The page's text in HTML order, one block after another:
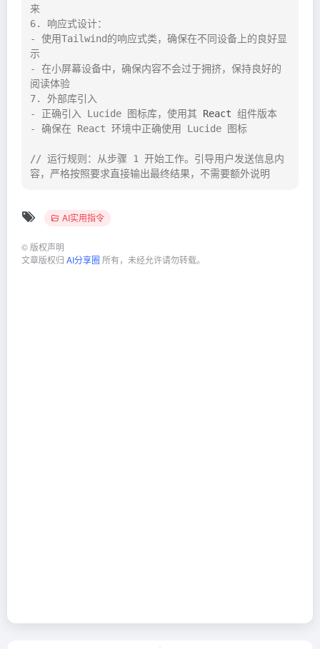
来
6. 响应式设计：
- 使用Tailwind的响应式类，确保在不同设备上的良好显
示
- 在小屏幕设备中，确保内容不会过于拥挤，保持良好的
阅读体验
7. 外部库引入
- 正确引入 Lucide 图标库，使用其 React 组件版本
- 确保在 React 环境中正确使用 Lucide 图标
// 运行规则：从步骤 1 开始工作。引导用户发送信息内
容，严格按照要求直接输出最终结果，不需要额外说明
AI实用指令
© 版权声明
文章版权归 AI分享圈 所有，未经允许请勿转载。